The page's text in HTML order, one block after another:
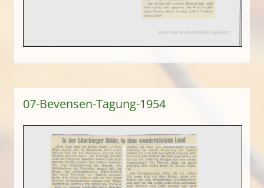
07-Bevensen-Tagung-1954